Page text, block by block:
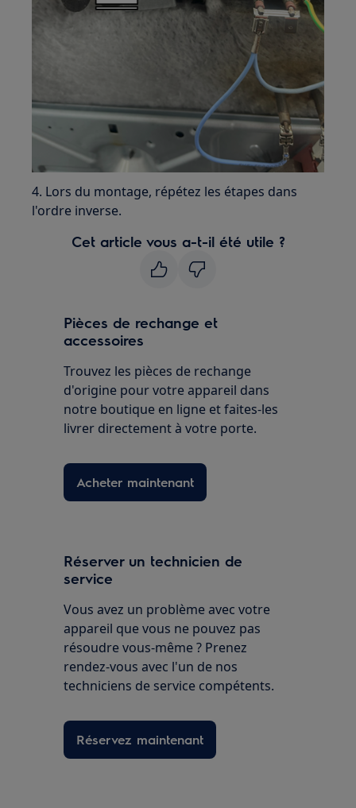
4. Lors du montage, répétez les étapes dans
l'ordre inverse.
Cet article vous a-t-il été utile ?
Pièces de rechange et
accessoires
Trouvez les pièces de rechange
d'origine pour votre appareil dans
notre boutique en ligne et faites-les
livrer directement à votre porte.
Acheter maintenant
Réserver un technicien de
service
Vous avez un problème avec votre
appareil que vous ne pouvez pas
résoudre vous-même ? Prenez
rendez-vous avec l'un de nos
techniciens de service compétents.
Réservez maintenant